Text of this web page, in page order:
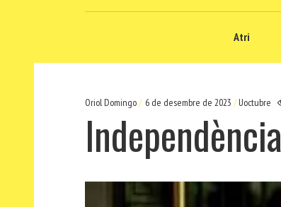
Atri
Oriol Domingo 6 de desembre de 2023 Uoctubre